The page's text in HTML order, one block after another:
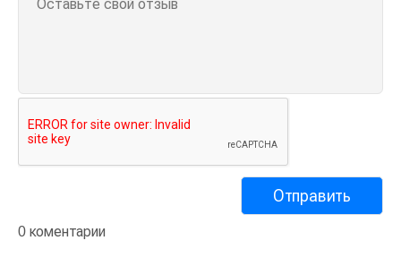
0 коментарии